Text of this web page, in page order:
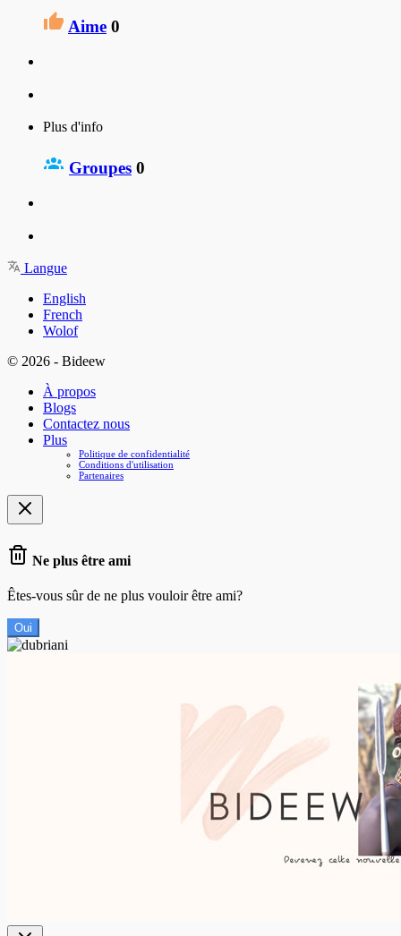
Aime 0
Plus d'info
Groupes 0
Langue
English
French
Wolof
© 2026 - Bideew
À propos
Blogs
Contactez nous
Plus
Politique de confidentialité
Conditions d'utilisation
Partenaires
Ne plus être ami
Êtes-vous sûr de ne plus vouloir être ami?
Oui